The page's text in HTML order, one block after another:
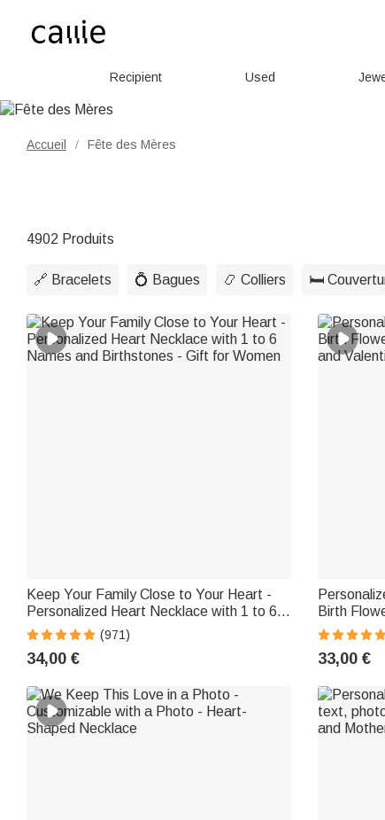
Recipient Used
Accueil / Fête des Mères
4902 Produits
🔗 Bracelets 💍 Bagues 📿 Colliers 🛏️
Keep Your Family Close to Your Heart -
Personalized Heart Necklace with 1 to 6
Names and Birthstones - Gift for Women
(971)
34,00 €
Birth
and
33,00 €